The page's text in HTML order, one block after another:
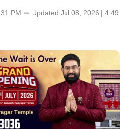
PM ⚊ Updated Jul 08, 2026 | 4:49